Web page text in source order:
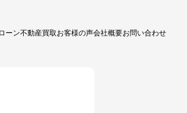
ーン不動産買取お客様の声会社概要お問い合わせ